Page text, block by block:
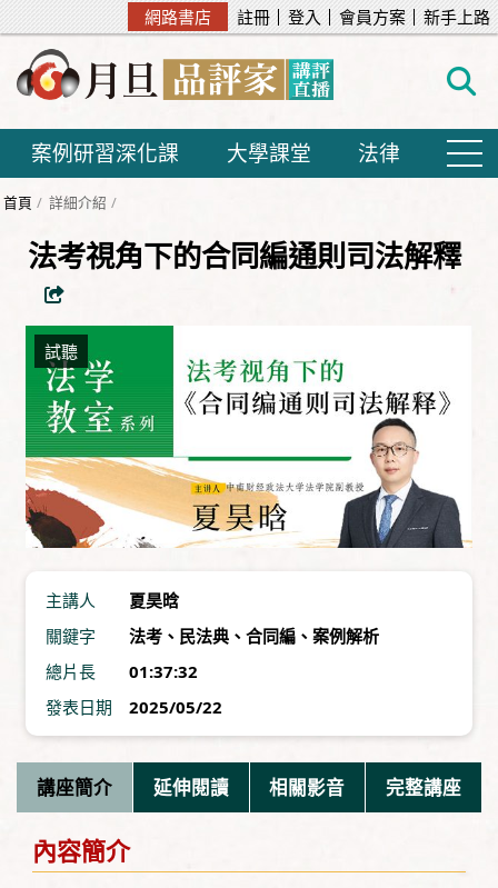
網路書店 註冊 登入 會員方案 新手上路
案例研習深化課 大學課堂 法律
首頁 詳細介紹
法考視角下的合同編通則司法解釋
主講人
夏昊晗
關鍵字
法考 、 民法典 、 合同編 、 案例解析
總片長
01:37:32
發表日期
2025/05/22
講座簡介 延伸閱讀 相關影音 完整講座
內容簡介